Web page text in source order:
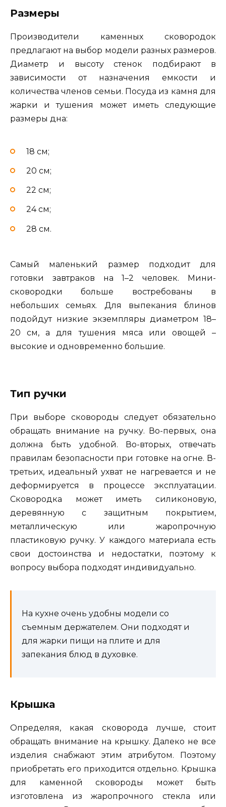
Размеры
Производители каменных сковородок
предлагают на выбор модели разных размеров.
Диаметр и высоту стенок подбирают в
зависимости от назначения емкости и
количества членов семьи. Посуда из камня для
жарки и тушения может иметь следующие
размеры дна:
18 см;
20 см;
22 см;
24 см;
28 см.
Самый маленький размер подходит для
готовки завтраков на 1–2 человек. Мини-
сковородки больше востребованы в
небольших семьях. Для выпекания блинов
подойдут низкие экземпляры диаметром 18–
20 см, а для тушения мяса или овощей –
высокие и одновременно большие.
Тип ручки
При выборе сковороды следует обязательно
обращать внимание на ручку. Во-первых, она
должна быть удобной. Во-вторых, отвечать
правилам безопасности при готовке на огне. В-
третьих, идеальный ухват не нагревается и не
деформируется в процессе эксплуатации.
Сковородка может иметь силиконовую,
деревянную с защитным покрытием,
металлическую или жаропрочную
пластиковую ручку. У каждого материала есть
свои достоинства и недостатки, поэтому к
вопросу выбора подходят индивидуально.
На кухне очень удобны модели со
съемным держателем. Они подходят и
для жарки пищи на плите и для
запекания блюд в духовке.
Крышка
Определяя, какая сковорода лучше, стоит
обращать внимание на крышку. Далеко не все
изделия снабжают этим атрибутом. Поэтому
приобретать его приходится отдельно. Крышка
для каменной сковороды может быть
изготовлена из жаропрочного стекла или